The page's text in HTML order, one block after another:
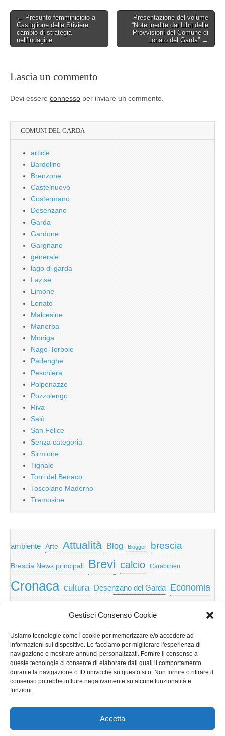
Gestisci Consenso Cookie
Usiamo tecnologie come i cookie per memorizzare e/o accedere ad
informazioni sul dispositivo. Lo facciamo per migliorare l'esperienza di
navigazione e mostrare annunci personalizzati. Fornire il consenso a
queste tecnologie ci consente di elaborare dati quali il comportamento
durante la navigazione o ID univoche su questo sito. Non fornire o ritirare il
consenso potrebbe influire negativamente su alcune funzionalità e
funzioni.
Accetta
Post
navigation
← Presunto femminicidio a
Castiglione delle Stiviere,
cambio di strategia
nell’indagine
Presentazione del volume
“Note inedite dai Libri delle
Provvisioni del Comune di
Lonato del Garda” →
Lascia un commento
Devi essere connesso per inviare un commento.
COMUNI DEL GARDA
article
Bardolino
Brenzone
Castelnuovo
Costermano
Desenzano
Garda
Gardone
Gargnano
generale
lago di garda
Lazise
Limone
Lonato
Malcesine
Manerba
Moniga
Nago-Torbole
Padenghe
Peschiera
Polpenazze
Pozzolengo
Riva
Salò
San Felice
Senza categoria
Sirmione
Tignale
Torri del Benaco
Toscolano Maderno
Tremosine
ambiente Arte Attualità Blog Blogger brescia
Brescia News principali Brevi calcio Carabinieri
Cronaca cultura Desenzano del Garda Economia
lago di garda Musica Nera news Notizie
Notizie dal Garda
Notizie Lombardia
Notizie per categoria Notizie Provincia di Brescia
Regione Lombardia
Sport Storia Territorio turismo
Privacy e cookie: questo sito utilizza i cookie. Continuando a utilizzare